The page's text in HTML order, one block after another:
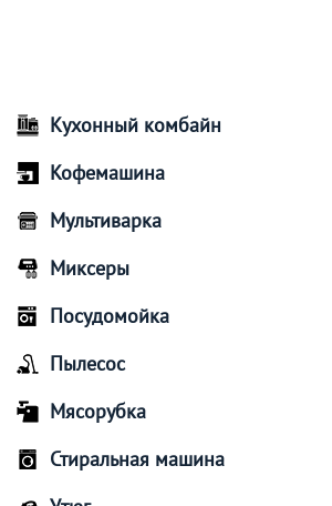
Кухонный комбайн
Кофемашина
Мультиварка
Миксеры
Посудомойка
Пылесос
Мясорубка
Стиральная машина